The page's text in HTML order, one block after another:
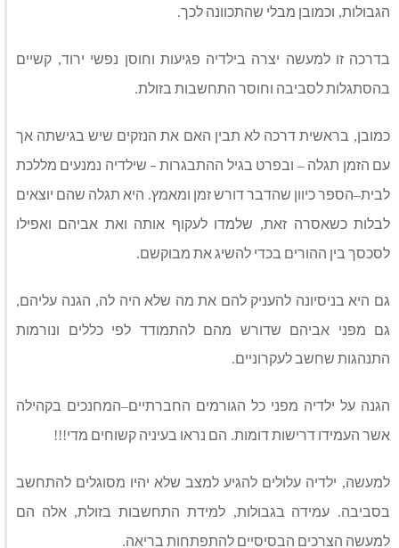
הגבולות, וכמובן מבלי שהתכוונה לכך.
בדרכה זו למעשה יצרה בילדיה פגיעות וחוסן נפשי ירוד, קשיים
בהסתגלות לסביבה וחוסר התחשבות בזולת.
כמובן, בראשית דרכה לא תבין האם את הנזקים שיש בגישתה אך
עם הזמן תגלה – ובפרט בגיל ההתבגרות – שילדיה נמנעים מללכת
לבית–הספר כיוון שהדבר דורש זמן ומאמץ. היא תגלה שהם יוצאים
לבלות כשאסרה זאת, שלמדו לעקוף אותה ואת אביהם ואפילו
לסכסך בין ההורים בכדי להשיג את מבוקשם.
גם היא בניסיונה להעניק להם את מה שלא היה לה, הגנה עליהם,
גם מפני אביהם שדורש מהם להתמודד לפי כללים ונורמות
התנהגות שחשב לעקרוניים.
הגנה על ילדיה מפני כל הגורמים החברתיים–המחנכים בקהילה
אשר העמידו דרישות דומות. הם נראו בעיניה קשוחים מדי!!!
למעשה, ילדיה עלולים להגיע למצב שלא יהיו מסוגלים להתחשב
בסביבה. עמידה בגבולות,למידת התחשבות בזולת,אלה הם
למעשה הצרכים הבסיסיים להתפתחות בריאה.